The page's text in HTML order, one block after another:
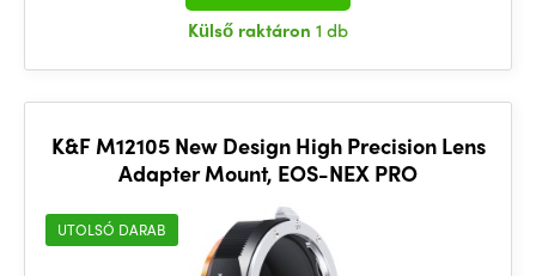
Külső raktáron 1 db
K&F M12105 New Design High Precision Lens
Adapter Mount, EOS-NEX PRO
UTOLSÓ DARAB